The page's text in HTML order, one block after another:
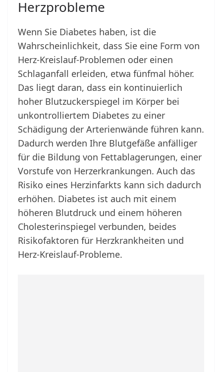
Herzprobleme
Wenn Sie Diabetes haben, ist die
Wahrscheinlichkeit, dass Sie eine Form von
Herz-Kreislauf-Problemen oder einen
Schlaganfall erleiden, etwa fünfmal höher.
Das liegt daran, dass ein kontinuierlich
hoher Blutzuckerspiegel im Körper bei
unkontrolliertem Diabetes zu einer
Schädigung der Arterienwände führen kann.
Dadurch werden Ihre Blutgefäße anfälliger
für die Bildung von Fettablagerungen, einer
Vorstufe von Herzerkrankungen. Auch das
Risiko eines Herzinfarkts kann sich dadurch
erhöhen. Diabetes ist auch mit einem
höheren Blutdruck und einem höheren
Cholesterinspiegel verbunden, beides
Risikofaktoren für Herzkrankheiten und
Herz-Kreislauf-Probleme.